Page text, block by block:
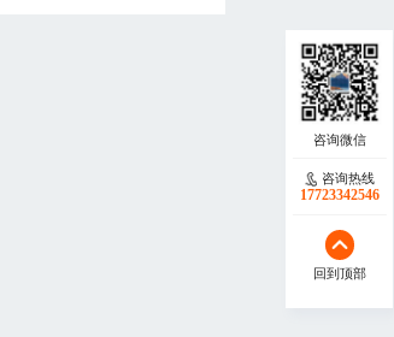
咨询热线
17723342546
回到顶部